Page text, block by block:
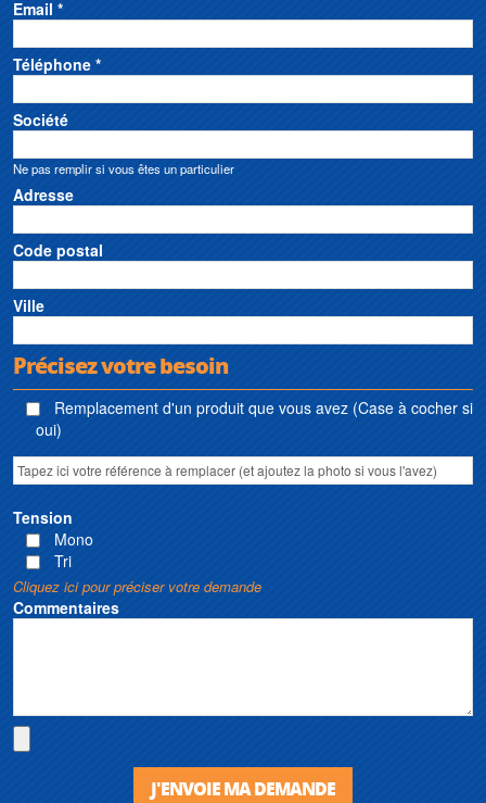
Email *
Téléphone *
Société
Ne pas remplir si vous êtes un particulier
Adresse
Code postal
Ville
Précisez votre besoin
Remplacement d'un produit que vous avez (Case à cocher si
oui)
Tension
Mono
Tri
Cliquez ici pour préciser votre demande
Commentaires
J'ENVOIE MA DEMANDE